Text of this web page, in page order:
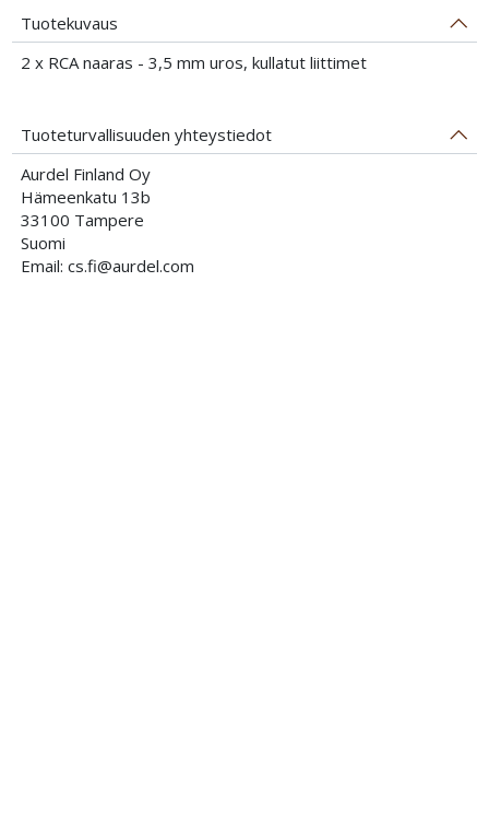
Tuotekuvaus
2 x RCA naaras - 3,5 mm uros, kullatut liittimet
Tuoteturvallisuuden yhteystiedot
Aurdel Finland Oy
Hämeenkatu 13b
33100 Tampere
Suomi
Email: cs.fi@aurdel.com